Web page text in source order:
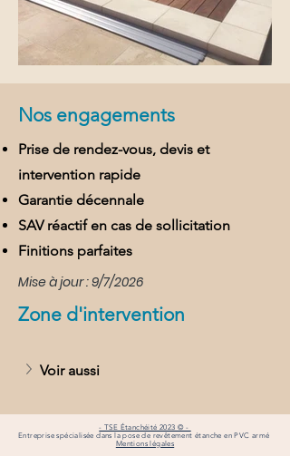
Nos engagements
Prise de rendez-vous, devis et
intervention rapide
Garantie décennale
SAV réactif en cas de sollicitation
Finitions parfaites
Mise à jour : 9/7/2026
Zone d'intervention
Voir aussi
- TSE Étanchéité 2023 © -
Entreprise spécialisée dans la pose de revêtement étanche en PVC armé
Mentions légales